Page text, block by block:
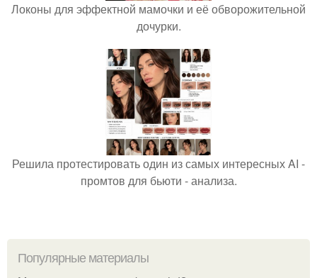
Локоны для эффектной мамочки и её обворожительной
дочурки.
Решила протестировать один из самых интересных AI -
промтов для бьюти - анализа.
Популярные материалы